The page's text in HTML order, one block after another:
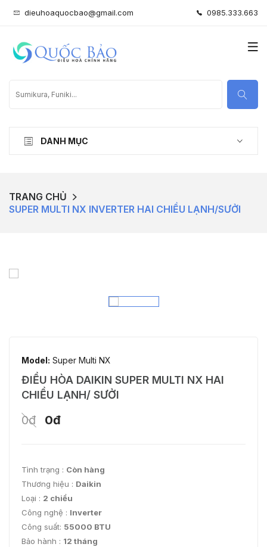
dieuhoaquocbao@gmail.com 0985.333.663
DANH MỤC
TRANG CHỦ
SUPER MULTI NX INVERTER HAI CHIỀU LẠNH/SƯỞI
Model: Super Multi NX
ĐIỀU HÒA DAIKIN SUPER MULTI NX HAI
CHIỀU LẠNH/ SƯỞI
0đ 0đ
Tình trạng : Còn hàng
Thương hiệu : Daikin
Loại : 2 chiều
Công nghệ : Inverter
Công suất: 55000 BTU
Bảo hành : 12 tháng